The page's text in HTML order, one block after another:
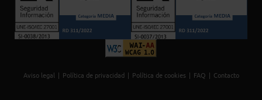
Aviso legal Política de privacidad Política de cookies FAQ Contacto